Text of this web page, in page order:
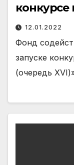
конкурсе
12.01.2022
Фонд
запуске
(очередь